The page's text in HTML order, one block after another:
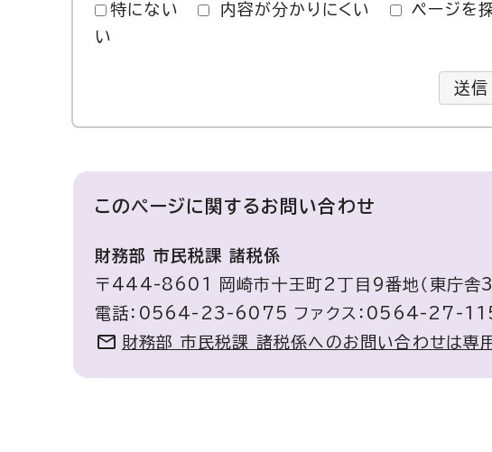
特にない 内容が分かりにくい ページを
い
送信
このページに関するお問い合わせ
財務部 市民税課 諸税係
〒444-8601 岡崎市十王町2丁目9番地（東庁舎3
電話：0564-23-6075 ファクス：0564-27-
財務部 市民税課 諸税係へのお問い合わせは専